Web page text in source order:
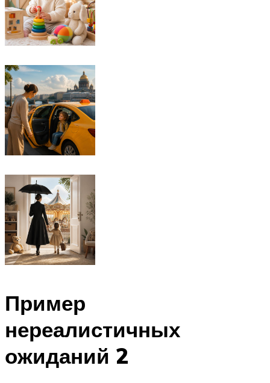
Пример
нереалистичных
ожиданий 2